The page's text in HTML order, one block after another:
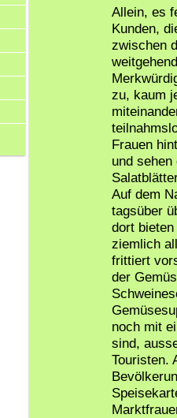
Allein, es
Kunden,
zwischen
zu, kaum
Frauen
und sehen
Auf dem
tagsüber
dort
ziemlich
frittiert
der
noch mit
sind,
Touristen.